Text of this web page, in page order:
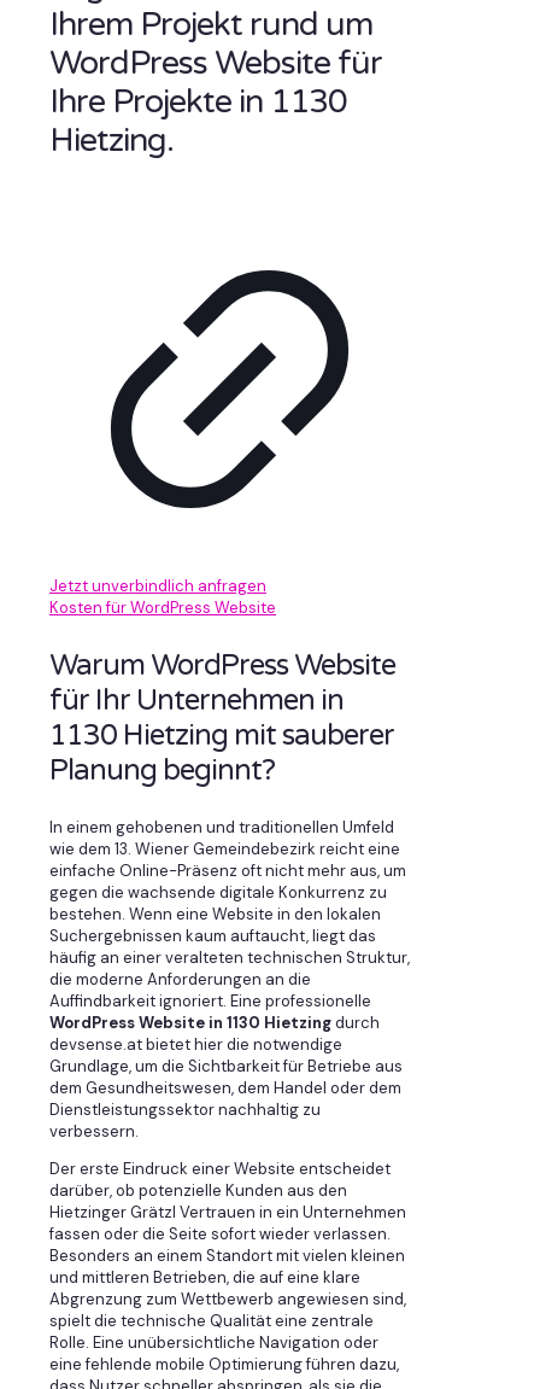
Ihrem Projekt rund um
WordPress Website für
Ihre Projekte in 1130
Hietzing.
Jetzt unverbindlich anfragen
Kosten für WordPress Website
Warum WordPress Website
für Ihr Unternehmen in
1130 Hietzing mit sauberer
Planung beginnt?
In einem gehobenen und traditionellen Umfeld
wie dem 13. Wiener Gemeindebezirk reicht eine
einfache Online-Präsenz oft nicht mehr aus, um
gegen die wachsende digitale Konkurrenz zu
bestehen. Wenn eine Website in den lokalen
Suchergebnissen kaum auftaucht, liegt das
häufig an einer veralteten technischen Struktur,
die moderne Anforderungen an die
Auffindbarkeit ignoriert. Eine professionelle
WordPress Website in 1130 Hietzingdurch
devsense.at bietet hier die notwendige
Grundlage, um die Sichtbarkeit für Betriebe aus
dem Gesundheitswesen, dem Handel oder dem
Dienstleistungssektor nachhaltig zu
verbessern.
Der erste Eindruck einer Website entscheidet
darüber, ob potenzielle Kunden aus den
Hietzinger Grätzl Vertrauen in ein Unternehmen
fassen oder die Seite sofort wieder verlassen.
Besonders an einem Standort mit vielen kleinen
und mittleren Betrieben, die auf eine klare
Abgrenzung zum Wettbewerb angewiesen sind,
spielt die technische Qualität eine zentrale
Rolle. Eine unübersichtliche Navigation oder
eine fehlende mobile Optimierung führen dazu,